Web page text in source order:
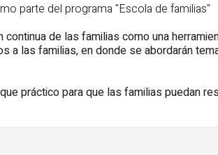
parte del programa "Escola de familias"
de las familias como una
las familias, en donde se abordarán
práctico para que las familias puedan